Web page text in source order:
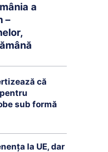
a
–
că
sub formă
la UE, dar